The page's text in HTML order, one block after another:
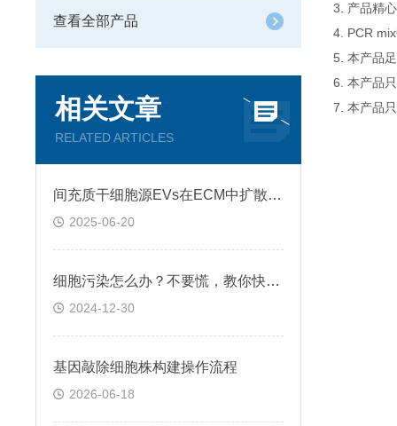
查看全部产品
相关文章
RELATED ARTICLES
间充质干细胞源EVs在ECM中扩散和运输过程
2025-06-20
细胞污染怎么办？不要慌，教你快速鉴别+处理！
2024-12-30
基因敲除细胞株构建操作流程
2026-06-18
3. 产品精
4. PCR
5. 本产品
6. 本产品
7. 本产品